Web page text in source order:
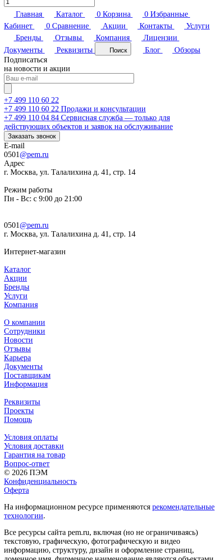
Главная Каталог 0 Корзина 0 Избранные
Кабинет
0 Сравнение Акции Контакты
Услуги
Бренды
Отзывы Компания
Лицензии
Документы
Реквизиты Поиск Блог
Обзоры
Подписаться
на новости и акции
+7 499 110 60 22
+7 499 110 60 22 Продажи и консультации
+7 499 110 04 84 Сервисная служба — только для
действующих объектов и заявок на обслуживание
Заказать звонок
E-mail
0501 @pem.ru
Адрес
г. Москва, ул. Талалихина д. 41, стр. 14
Режим работы
Пн - Вс: с 9:00 до 21:00
0501 @pem.ru
г. Москва, ул. Талалихина д. 41, стр. 14
Интернет-магазин
Каталог
Акции
Бренды
Услуги
Компания
О компании
Сотрудники
Новости
Отзывы
Карьера
Документы
Поставщикам
Информация
Реквизиты
Проекты
Помощь
Условия оплаты
Условия доставки
Гарантия на товар
Вопрос-ответ
© 2026 ПЭМ
Конфиденциальность
Оферта
На информационном ресурсе применяются рекомендательные
технологии.
Все ресурсы сайта pem.ru, включая (но не ограничиваясь)
текстовую, графическую, фотографическую и видео
информацию, структуру, дизайн и оформление страниц,